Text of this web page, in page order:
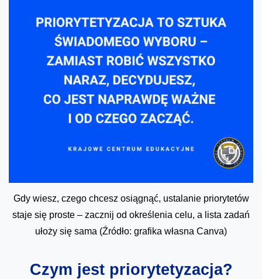
Gdy wiesz, czego chcesz osiągnąć, ustalanie priorytetów
staje się proste – zacznij od określenia celu, a lista zadań
ułoży się sama (Źródło: grafika własna Canva)
Czym jest priorytetyzacja?